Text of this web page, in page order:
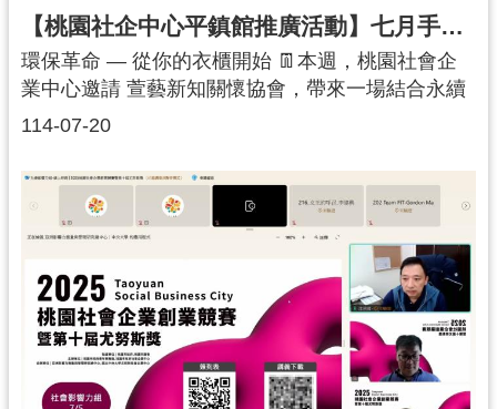
感謝每一位認真參與、充滿好奇的小醫生！每一次
轉動螺絲、每一次發問與觀察，都是邁向永續未來
的重要一步。相信這份探索與學習，將在孩子們未
來的選擇與創作中，持續守護我們的地球。 🌍🌱
【桃園社企中心平鎮館推廣活動】七月手作新生・永續生活-環保革命－從你的衣櫃開始
114-07-20
環保革命 — 從你的衣櫃開始 👖本週，桃園社會企
業中心邀請 萱藝新知關懷協會，帶來一場結合永續
思維與創意實作的 升級改造課程。透過環境教育與
境代價，並實際動手將舊牛仔褲改造成獨一無二的
零錢包。永續觀念 × 快時尚省思課程一開始，講師
以牛仔褲為例，說明服裝產業在製程中所帶來的環
境衝擊：一條牛仔褲平均需消耗 超過 7,000 公升的
水大量製造與丟棄，造成嚴重廢棄衣物與資源浪費
快時尚快速更新，間接加劇碳足跡與污染問題透過
數據與案例，參與者更深刻理解到：每一次延長衣
物壽命、選擇升級改造或資源再利用，都是為地球
減壓的重要行動。創意實作 × 循環利用在講師的引